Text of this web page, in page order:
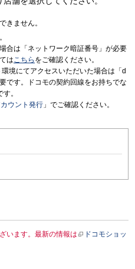
きません。
合は「ネットワーク暗証番号」が必要
はこちら をご確認ください。
境にてアクセスいただいた場合は「d
です。ドコモの契約回線をお持ちでな
。
ウント発行 」でご確認ください。
います。最新の情報は
ドコモショッ